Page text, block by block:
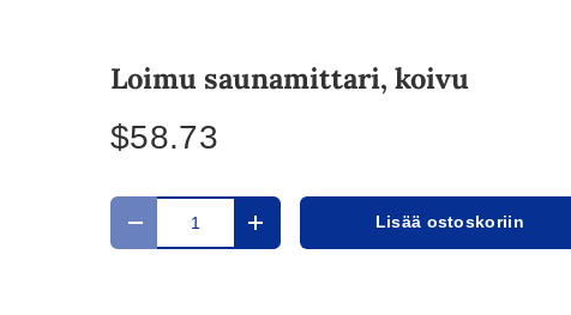
Loimu saunamittari, koivu
$58.73
Määrä
Translation missing: fi.cart.items.decrease_quantity
Translation missing:Lisää ostoskoriin